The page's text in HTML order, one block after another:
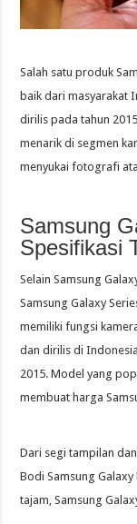
Salah satu produk
baik dari masyarakat
dirilis pada tahun
menarik di segmen
menyukai fotografi
Samsung
Spesifikasi
Selain Samsung
Samsung Galaxy
memiliki fungsi
dan dirilis di
2015. Model yang
membuat harga
Dari segi tampilan
Bodi Samsung
tajam, Samsung